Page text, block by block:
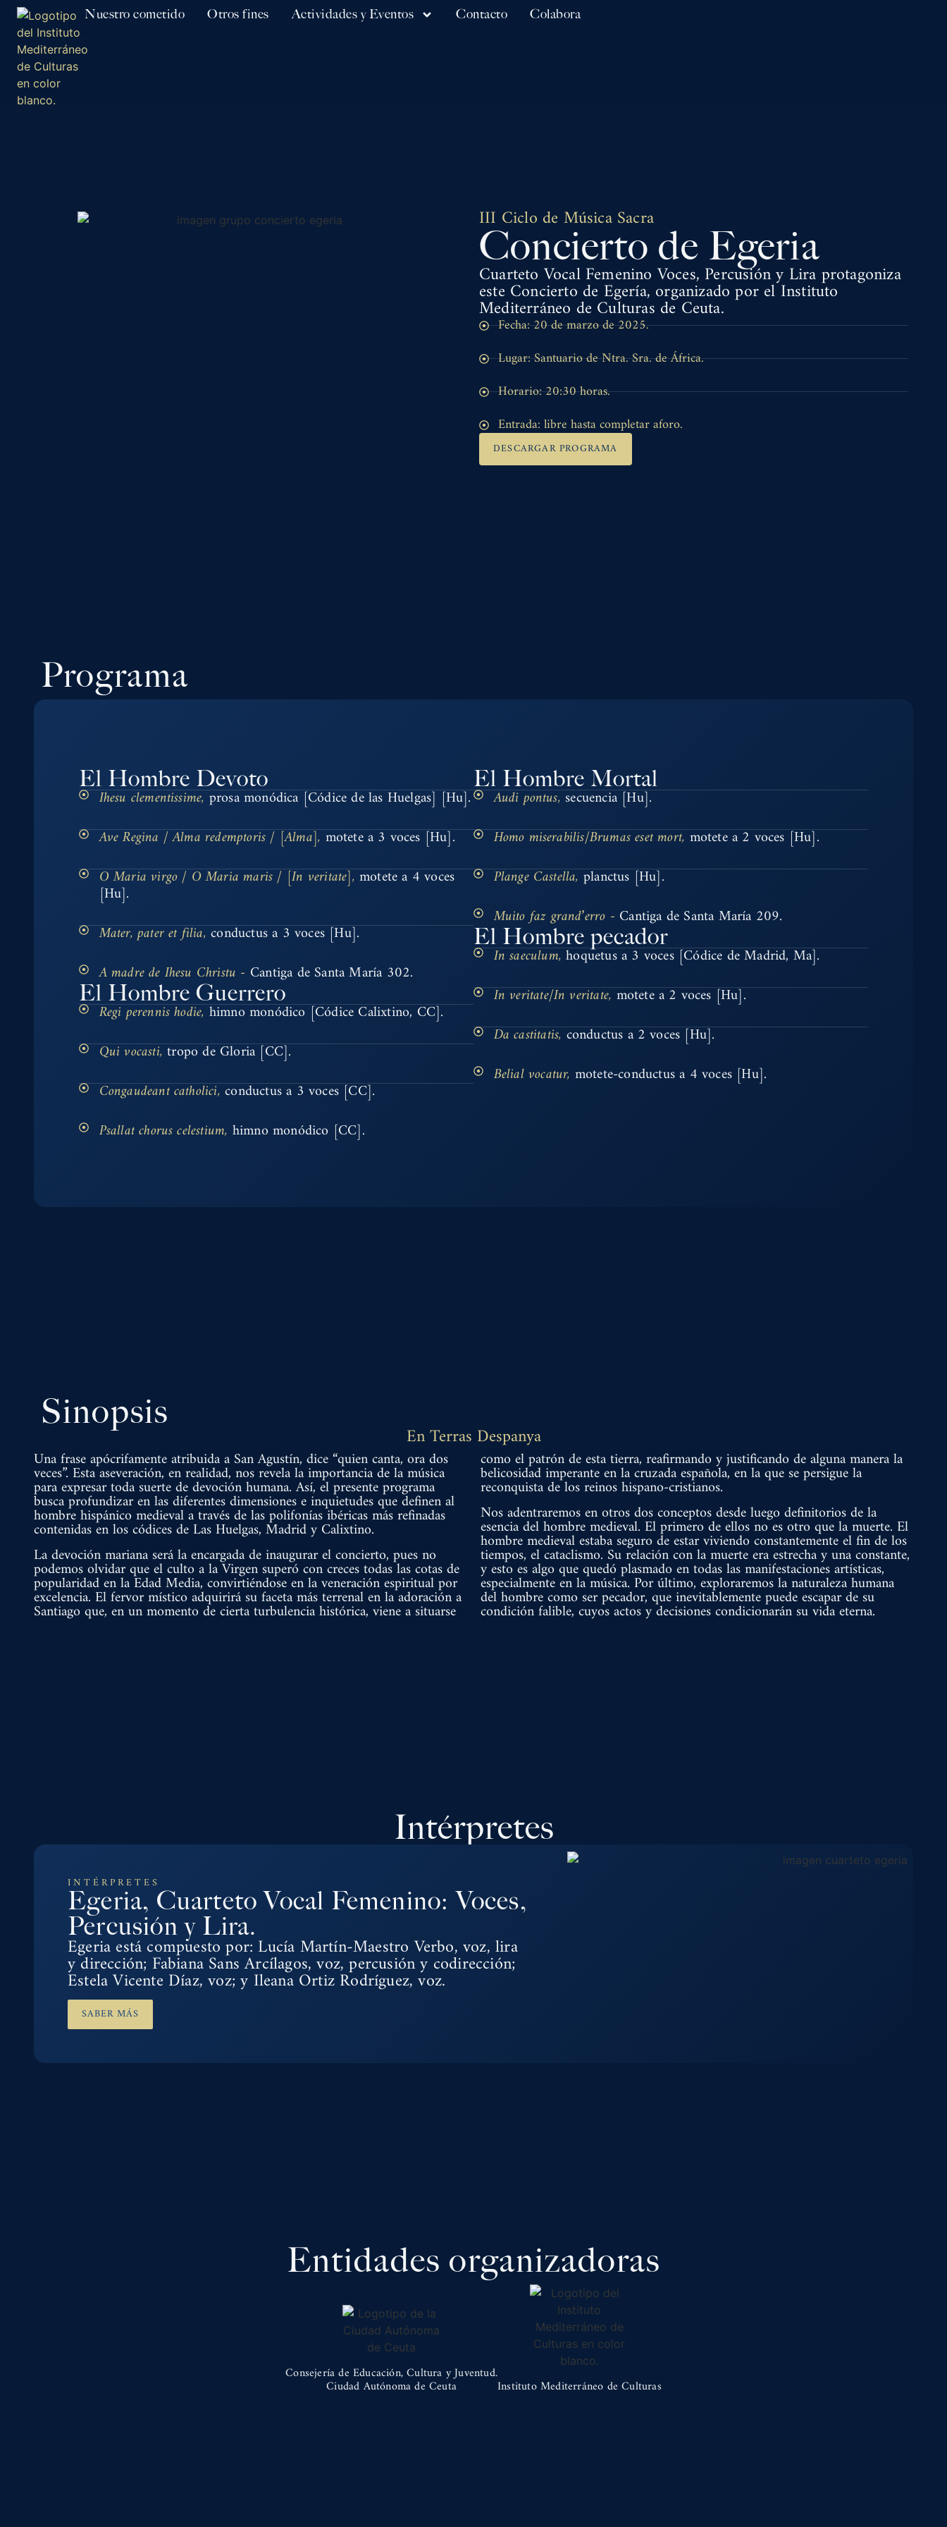
Nuestro cometido Otros fines Actividades y Eventos Contacto Colabora
III Ciclo de Música Sacra
Concierto de Egeria
Cuarteto Vocal Femenino Voces, Percusión y Lira protagoniza
este Concierto de Egería, organizado por el Instituto
Mediterráneo de Culturas de Ceuta.
Fecha: 20 de marzo de 2025.
Lugar: Santuario de Ntra. Sra. de África.
Horario: 20:30 horas.
Entrada: libre hasta completar aforo.
DESCARGAR PROGRAMA
Programa
El Hombre Devoto
Ihesu clementissime, prosa monódica [Códice de las Huelgas] [Hu].
Ave Regina / Alma redemptoris / [Alma], motete a 3 voces [Hu].
O Maria virgo / O Maria maris / [In veritate], motete a 4 voces
[Hu].
Mater, pater et filia,conductus a 3 voces [Hu].
A madre de Ihesu Christu - Cantiga de Santa María 302.
El Hombre Guerrero
Regi perennis hodie, himno monódico [Códice Calixtino, CC].
Qui vocasti,tropo de Gloria [CC].
Congaudeant catholici,conductus a 3 voces [CC].
Psallat chorus celestium, himno monódico [CC].
El Hombre Mortal
Audi pontus,secuencia [Hu].
Homo miserabilis/Brumas eset mort, motete a 2 voces [Hu].
Plange Castella, planctus [Hu].
Muito faz grand’erro - Cantiga de Santa María 209.
El Hombre pecador
In saeculum,hoquetus a 3 voces [Códice de Madrid, Ma].
In veritate/In veritate, motete a 2 voces [Hu].
Da castitatis, conductus a 2 voces [Hu].
Belial vocatur, motete-conductus a 4 voces [Hu].
Sinopsis
En Terras Despanya
Una frase apócrifamente atribuida a San Agustín, dice “quien canta, ora dos
veces”. Esta aseveración, en realidad, nos revela la importancia de la música
para expresar toda suerte de devoción humana. Así, el presente programa
busca profundizar en las diferentes dimensiones e inquietudes que definen al
hombre hispánico medieval a través de las polifonías ibéricas más refinadas
contenidas en los códices de Las Huelgas, Madrid y Calixtino.
La devoción mariana será la encargada de inaugurar el concierto, pues no
podemos olvidar que el culto a la Virgen superó con creces todas las cotas de
popularidad en la Edad Media, convirtiéndose en la veneración espiritual por
excelencia. El fervor místico adquirirá su faceta más terrenal en la adoración a
Santiago que, en un momento de cierta turbulencia histórica, viene a situarse
como el patrón de esta tierra, reafirmando y justificando de alguna manera la
belicosidad imperante en la cruzada española, en la que se persigue la
reconquista de los reinos hispano-cristianos.
Nos adentraremos en otros dos conceptos desde luego definitorios de la
esencia del hombre medieval. El primero de ellos no es otro que la muerte. El
hombre medieval estaba seguro de estar viviendo constantemente el fin de los
tiempos, el cataclismo. Su relación con la muerte era estrecha y una constante,
y esto es algo que quedó plasmado en todas las manifestaciones artísticas,
especialmente en la música. Por último, exploraremos la naturaleza humana
del hombre como ser pecador, que inevitablemente puede escapar de su
condición falible, cuyos actos y decisiones condicionarán su vida eterna.
Intérpretes
INTÉRPRETES
Egeria, Cuarteto Vocal Femenino: Voces,
Percusión y Lira.
Egeria está compuesto por: Lucía Martín-Maestro Verbo, voz, lira
y dirección; Fabiana Sans Arcílagos, voz, percusión y codirección;
Estela Vicente Díaz, voz; y Ileana Ortiz Rodríguez, voz.
SABER MÁS
Entidades organizadoras
Consejería de Educación, Cultura y Juventud.
Ciudad Autónoma de Ceuta
Instituto Mediterráneo de Culturas